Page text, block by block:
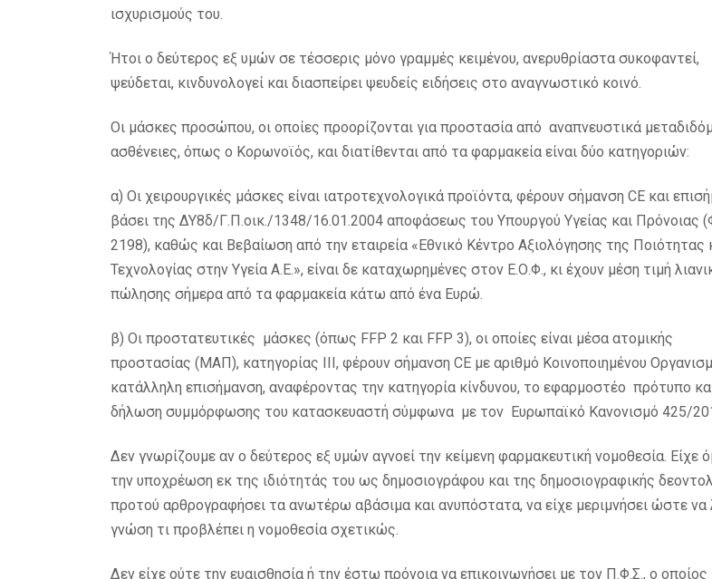
ισχυρισμούς του.
Ήτοι ο δεύτερος εξ υμών σε τέσσερις μόνο γραμμές κειμένου, ανερυθρίαστα συκοφαντεί,
ψεύδεται, κινδυνολογεί και διασπείρει ψευδείς ειδήσεις στο αναγνωστικό κοινό.
Οι μάσκες προσώπου, οι οποίες προορίζονται για προστασία από αναπνευστικά
ασθένειες, όπως ο Κορωνοϊός, και διατίθενται από τα φαρμακεία είναι δύο κατηγοριών:
α) Οι χειρουργικές μάσκες είναι ιατροτεχνολογικά προϊόντα, φέρουν σήμανση CE και
βάσει της ΔΥ8δ/Γ.Π.οικ./1348/16.01.2004 αποφάσεως του Υπουργού Υγείας και Πρόνοιας
2198), καθώς και Βεβαίωση από την εταιρεία «Εθνικό Κέντρο Αξιολόγησης της Ποιότητας
Τεχνολογίας στην Υγεία Α.Ε.», είναι δε καταχωρημένες στον Ε.Ο.Φ., κι έχουν μέση τιμή
πώλησης σήμερα από τα φαρμακεία κάτω από ένα Ευρώ.
β) Οι προστατευτικές μάσκες (όπως FFP 2 και FFP 3), οι οποίες είναι μέσα ατομικής
προστασίας (ΜΑΠ), κατηγορίας ΙΙΙ, φέρουν σήμανση CE με αριθμό Κοινοποιημένου
κατάλληλη επισήμανση, αναφέροντας την κατηγορία κίνδυνου, το εφαρμοστέο πρότυπο
δήλωση συμμόρφωσης του κατασκευαστή σύμφωνα με τον Ευρωπαϊκό Κανονισμό 425/
Δεν γνωρίζουμε αν ο δεύτερος εξ υμών αγνοεί την κείμενη φαρμακευτική νομοθεσία. Είχε
την υποχρέωση εκ της ιδιότητάς του ως δημοσιογράφου και της δημοσιογραφικής
προτού αρθρογραφήσει τα ανωτέρω αβάσιμα και ανυπόστατα, να είχε μεριμνήσει ώστε να
γνώση τι προβλέπει η νομοθεσία σχετικώς.
Δεν είχε ούτε την ευαισθησία ή την έστω πρόνοια να επικοινωνήσει με τον Π.Φ.Σ., ο οποίος